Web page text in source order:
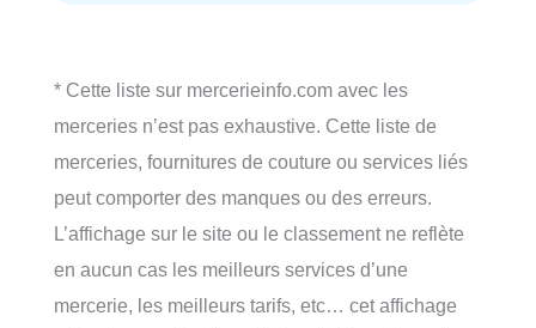
* Cette liste sur mercerieinfo.com avec les
merceries n’est pas exhaustive. Cette liste de
merceries, fournitures de couture ou services liés
peut comporter des manques ou des erreurs.
L’affichage sur le site ou le classement ne reflète
en aucun cas les meilleurs services d’une
mercerie, les meilleurs tarifs, etc… cet affichage